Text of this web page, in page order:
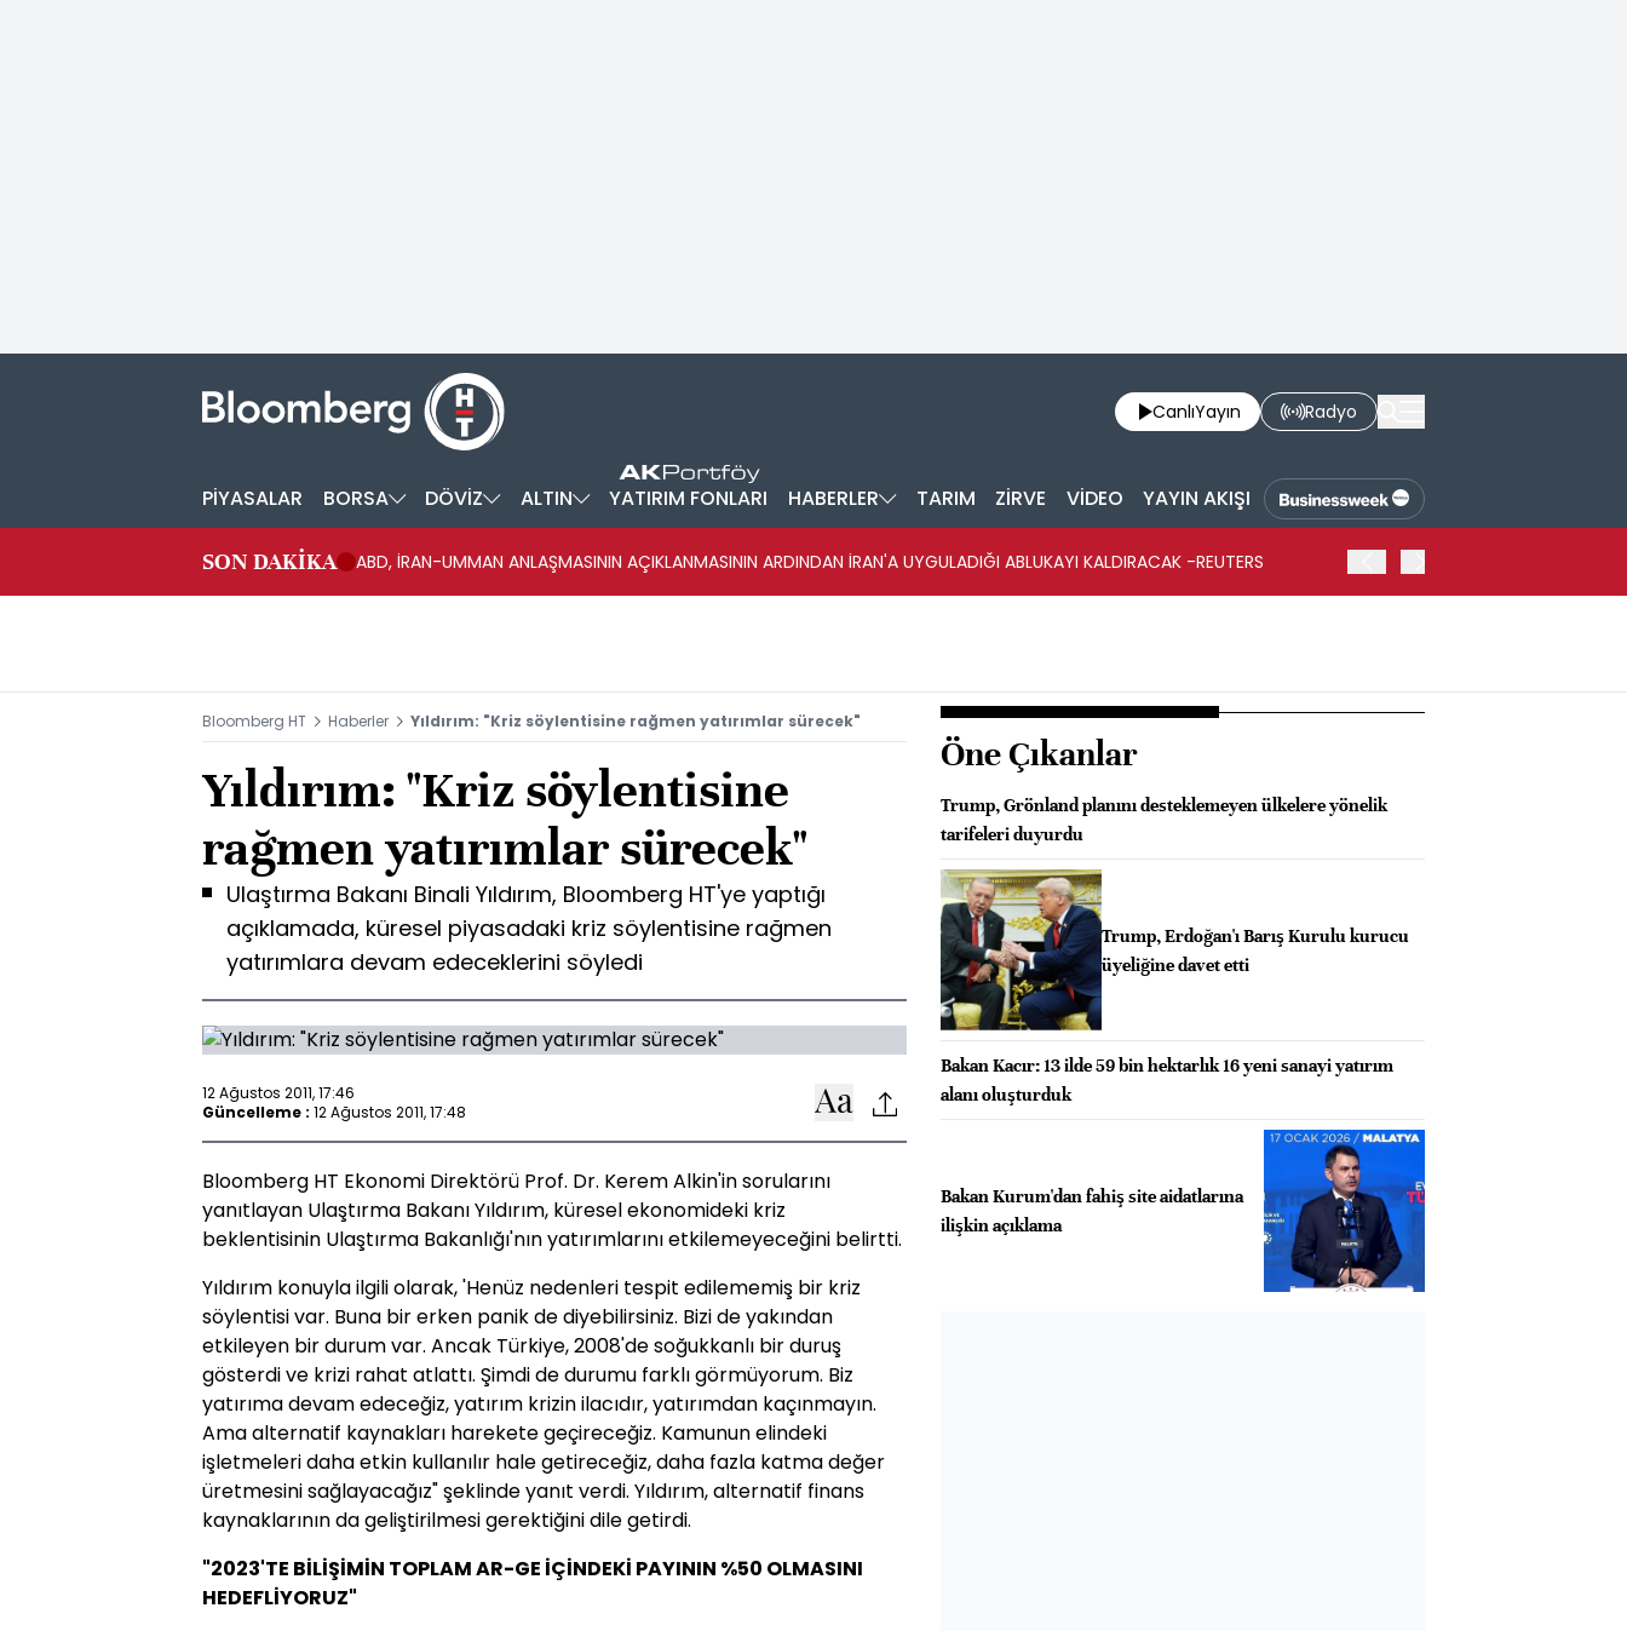
CanlıYayın Radyo
PİYASALAR BORSA DÖVİZ ALTIN YATIRIM FONLARI HABERLER TARIM ZİRVE VİDEO YAYIN AKIŞI
SON DAKİKA ABD, İRAN-UMMAN ANLAŞMASININ AÇIKLANMASININ ARDINDAN İRAN'A UYGULADIĞI ABLUKAYI KALDIRACAK -REUTERS
Bloomberg HT Haberler Yıldırım: "Kriz söylentisine rağmen yatırımlar sürecek"
Yıldırım: "Kriz söylentisine
rağmen yatırımlar sürecek"
Ulaştırma Bakanı Binali Yıldırım, Bloomberg HT'ye yaptığı
açıklamada, küresel piyasadaki kriz söylentisine rağmen
yatırımlara devam edeceklerini söyledi
12 Ağustos 2011, 17:46
Güncelleme : 12 Ağustos 2011, 17:48
Bloomberg HT Ekonomi Direktörü Prof. Dr. Kerem Alkin'in sorularını
yanıtlayan Ulaştırma Bakanı Yıldırım, küresel ekonomideki kriz
beklentisinin Ulaştırma Bakanlığı'nın yatırımlarını etkilemeyeceğini belirtti.
Yıldırım konuyla ilgili olarak, 'Henüz nedenleri tespit edilememiş bir kriz
söylentisi var. Buna bir erken panik de diyebilirsiniz. Bizi de yakından
etkileyen bir durum var. Ancak Türkiye, 2008'de soğukkanlı bir duruş
gösterdi ve krizi rahat atlattı. Şimdi de durumu farklı görmüyorum. Biz
yatırıma devam edeceğiz, yatırım krizin ilacıdır, yatırımdan kaçınmayın.
Ama alternatif kaynakları harekete geçireceğiz. Kamunun elindeki
işletmeleri daha etkin kullanılır hale getireceğiz, daha fazla katma değer
üretmesini sağlayacağız" şeklinde yanıt verdi. Yıldırım, alternatif finans
kaynaklarının da geliştirilmesi gerektiğini dile getirdi.
"2023'TE BİLİŞİMİN TOPLAM AR-GE İÇİNDEKİ PAYININ %50 OLMASINI
HEDEFLİYORUZ"
Öne Çıkanlar
Trump, Grönland planını desteklemeyen ülkelere yönelik
tarifeleri duyurdu
Trump, Erdoğan'ı Barış Kurulu kurucu
üyeliğine davet etti
Bakan Kacır: 13 ilde 59 bin hektarlık 16 yeni sanayi yatırım
alanı oluşturduk
Bakan Kurum'dan fahiş site aidatlarına
ilişkin açıklama